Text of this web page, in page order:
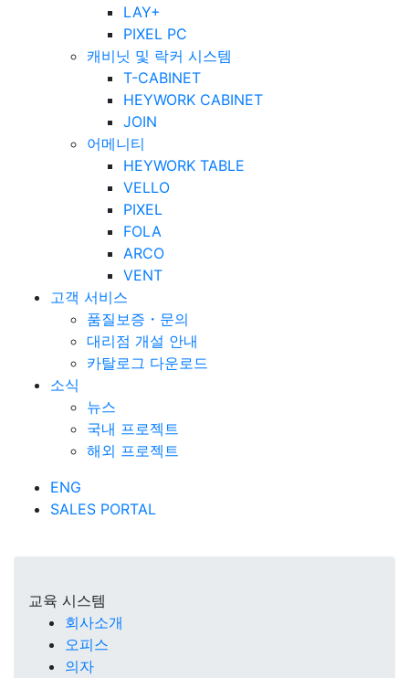
LAY+
PIXEL PC
캐비닛 및 락커 시스템
T-CABINET
HEYWORK CABINET
JOIN
어메니티
HEYWORK TABLE
VELLO
PIXEL
FOLA
ARCO
VENT
고객 서비스
품질보증・문의
대리점 개설 안내
카탈로그 다운로드
소식
뉴스
국내 프로젝트
해외 프로젝트
ENG
SALES PORTAL
교육 시스템
회사소개
오피스
의자